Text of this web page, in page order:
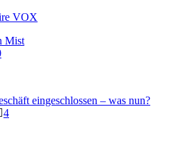
Mist
eingeschlossen – was nun?
4